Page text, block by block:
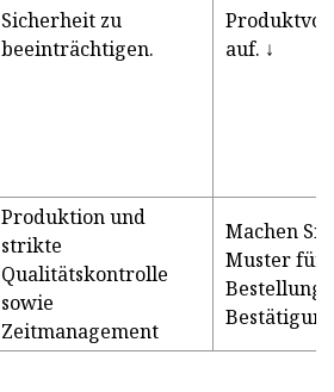
Sicherheit zu
beeinträchtigen.
auf. ↓
Produktion und
strikte
Qualitätskontrolle
sowie
Zeitmanagement
Machen
Muster für
Bestellung